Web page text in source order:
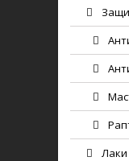
Лаки